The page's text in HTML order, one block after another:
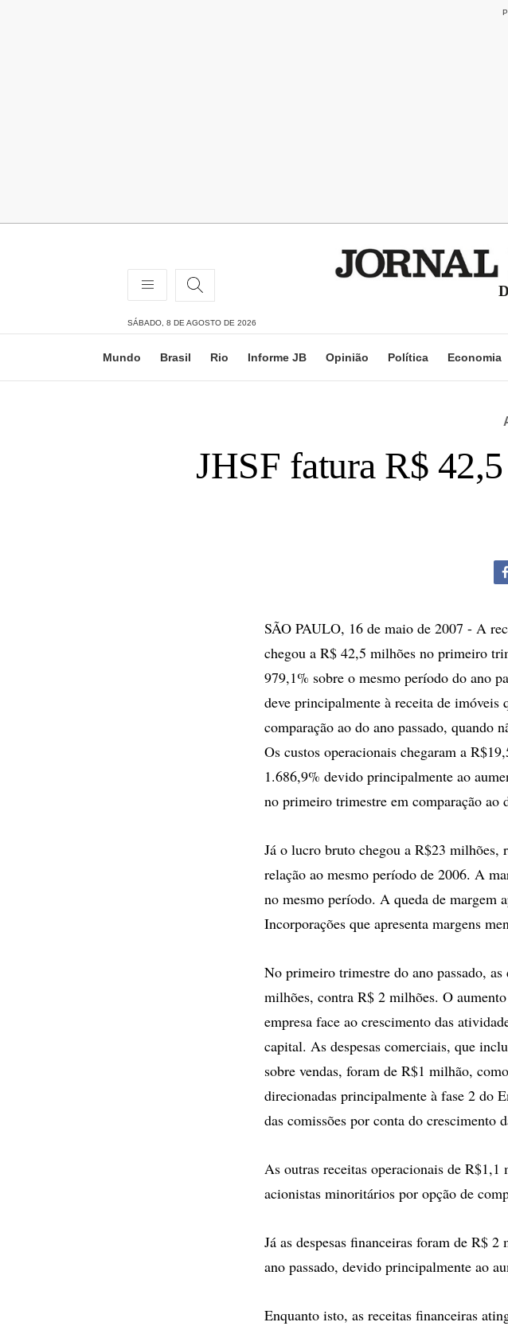
SÁBADO, 8 DE AGOSTO DE 2026
Mundo Brasil Rio Informe JB Opinião Política Economia
JHSF fatura R$
SÃO PAULO, 16 de maio de 2007 - A
chegou a R$ 42,5 milhões no primeiro
979,1% sobre o mesmo período do ano
deve principalmente à receita de imóveis
comparação ao do ano passado, quando
Os custos operacionais chegaram a
1.686,9% devido principalmente ao
no primeiro trimestre em comparação ao
Já o lucro bruto chegou a R$23 milhões,
relação ao mesmo período de 2006. A
no mesmo período. A queda de margem
Incorporações que apresenta margens
No primeiro trimestre do ano passado,
milhões, contra R$ 2 milhões. O
empresa face ao crescimento das
capital. As despesas comerciais, que
sobre vendas, foram de R$1 milhão,
direcionadas principalmente à fase 2 do
das comissões por conta do crescimento
As outras receitas operacionais de
acionistas minoritários por opção de
Já as despesas financeiras foram de R$
ano passado, devido principalmente ao
Enquanto isto, as receitas financeiras